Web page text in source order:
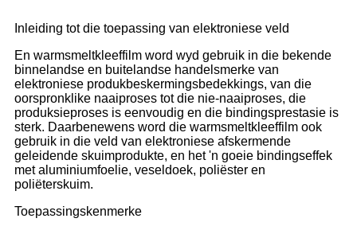
Inleiding tot die toepassing van elektroniese veld
En warmsmeltkleeffilm word wyd gebruik in die bekende
binnelandse en buitelandse handelsmerke van
elektroniese produkbeskermingsbedekkings, van die
oorspronklike naaiproses tot die nie-naaiproses, die
produksieproses is eenvoudig en die bindingsprestasie is
sterk. Daarbenewens word die warmsmeltkleeffilm ook
gebruik in die veld van elektroniese afskermende
geleidende skuimprodukte, en het 'n goeie bindingseffek
met aluminiumfoelie, veseldoek, poliëster en
poliëterskuim.
Toepassingskenmerke